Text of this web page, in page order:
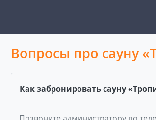
Вопросы про сауну
Как забронировать сауну